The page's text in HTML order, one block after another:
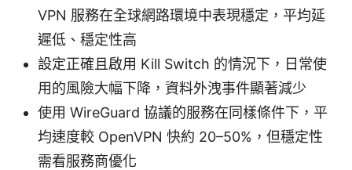
VPN 服務在全球網路環境中表現穩定，平均延
遲低、穩定性高
設定正確且啟用 Kill Switch 的情況下，日常使
用的風險大幅下降，資料外洩事件顯著減少
使用 WireGuard 協議的服務在同樣條件下，平
均速度較 OpenVPN 快約 20–50%，但穩定性
需看服務商優化